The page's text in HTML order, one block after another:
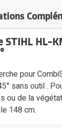
STIHL HL-
pour
sans outil .
ou de la
148 cm.